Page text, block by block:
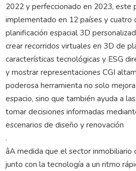
2022 y perfeccionado en 2023, este
implementado en 12 países y cuatro
planificación espacial 3D
crear recorridos virtuales en 3D de
características tecnológicas y ESG
y mostrar representaciones CGI
poderosa herramienta no solo
espacio, sino que también ayuda a
tomar decisiones informadas
escenarios de diseño y renovación
.
âA medida que el sector inmobiliario
junto con la tecnología a un ritmo